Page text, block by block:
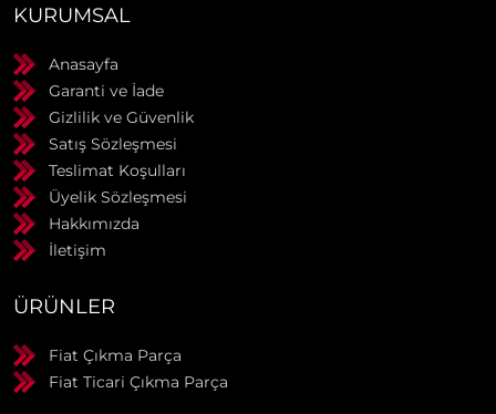
KURUMSAL
Anasayfa
Garanti ve İade
Gizlilik ve Güvenlik
Satış Sözleşmesi
Teslimat Koşulları
Üyelik Sözleşmesi
Hakkımızda
İletişim
ÜRÜNLER
Fiat Çıkma Parça
Fiat Ticari Çıkma Parça